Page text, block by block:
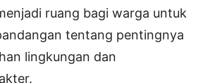
ruang bagi warga untuk
tentang pentingnya
lingkungan dan